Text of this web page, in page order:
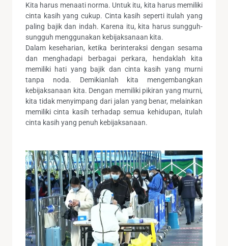
Kita harus menaati norma. Untuk itu, kita harus memiliki
cinta kasih yang cukup. Cinta kasih seperti itulah yang
paling bajik dan indah. Karena itu, kita harus sungguh-
sungguh menggunakan kebijaksanaan kita.
Dalam keseharian, ketika berinteraksi dengan sesama
dan menghadapi berbagai perkara, hendaklah kita
memiliki hati yang bajik dan cinta kasih yang murni
tanpa noda. Demikianlah kita mengembangkan
kebijaksanaan kita. Dengan memiliki pikiran yang murni,
kita tidak menyimpang dari jalan yang benar, melainkan
memiliki cinta kasih terhadap semua kehidupan, itulah
cinta kasih yang penuh kebijaksanaan.